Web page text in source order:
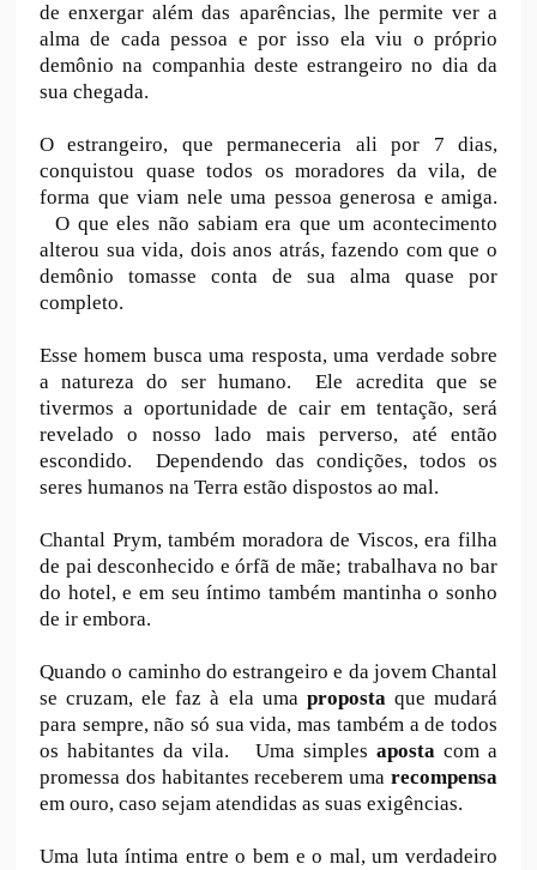
de enxergar além das aparências, lhe permite ver a
alma de cada pessoa e por isso ela viu o próprio
demônio na companhia deste estrangeiro no dia da
sua chegada.
O estrangeiro, que permaneceria ali por 7 dias,
conquistou quase todos os moradores da vila, de
forma que viam nele uma pessoa generosa e amiga.
O que eles não sabiam era que um acontecimento
alterou sua vida, dois anos atrás, fazendo com que o
demônio tomasse conta de sua alma quase por
completo.
Esse homem busca uma resposta, uma verdade sobre
a natureza do ser humano. Ele acredita que se
tivermos a oportunidade de cair em tentação, será
revelado o nosso lado mais perverso, até então
escondido. Dependendo das condições, todos os
seres humanos na Terra estão dispostos ao mal.
Chantal Prym, também moradora de Viscos, era filha
de pai desconhecido e órfã de mãe; trabalhava no bar
do hotel, e em seu íntimo também mantinha o sonho
de ir embora.
Quando o caminho do estrangeiro e da jovem Chantal
se cruzam, ele faz à ela uma propostaque mudará
para sempre, não só sua vida, mas também a de todos
os habitantes da vila. Uma simples apostacom a
promessa dos habitantes receberem uma recompensa
em ouro, caso sejam atendidas as suas exigências.
Uma luta íntima entre o bem e o mal, um verdadeiro